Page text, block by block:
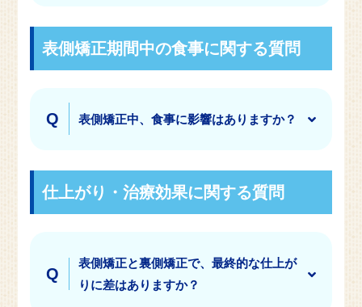
表側矯正期間中の食事に関する質問
表側矯正中、食事に影響はありますか？
仕上がり・治療効果に関する質問
表側矯正と裏側矯正で、最終的な仕上が
りに差はありますか？